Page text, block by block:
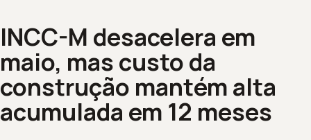
INCC-M desacelera em
maio, mas custo da
construção mantém alta
acumulada em 12 meses